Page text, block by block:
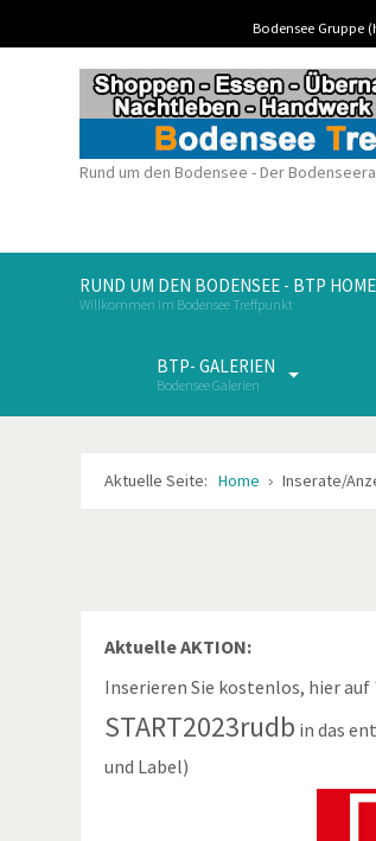
Bodensee Gruppe
Rund um den Bodensee - Der
RUND UM DEN BODENSEE - BTP HOME
Willkommen im Bodensee Treffpunkt
BTP- GALERIEN
Bodensee Galerien
Aktuelle Seite: Home Inserate/
Aktuelle AKTION:
Inserieren Sie kostenlos, hier
START2023rudb in das
und Label)